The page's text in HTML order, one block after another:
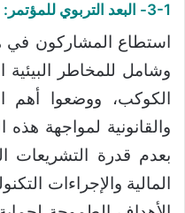
3-1- البعد التربوي للمؤتمر:
استطاع المشاركون في
وشامل للمخاطر البيئية
الكوكب، ووضعوا أهم
والقانونية لمواجهة هذه
بعدم قدرة التشريعات
المالية والإجراءات